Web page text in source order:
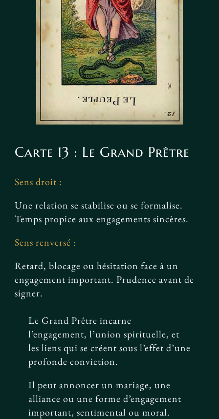
Carte 13 : Le Grand Prêtre
Sens droit :
Une relation se stabilise ou se formalise.
Temps propice aux engagements sincères.
Sens renversé :
Retard, blocage ou hésitation face à un
engagement important. Prudence avant de
signer.
Le Grand Prêtre incarne
l’engagement, l’union spirituelle, et
les liens qui se créent sous l’effet d’une
profonde conviction.
Il peut annoncer un mariage, une
alliance ou une forme d’engagement
important, sentimental ou moral.